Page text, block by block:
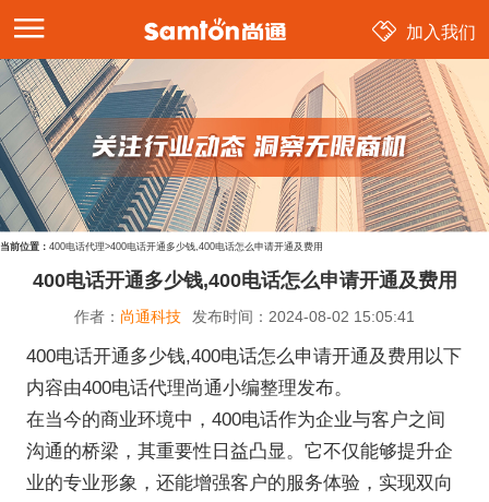
加入我们
当前位置： 400电话代理>400电话开通多少钱,400电话怎么申请开通及费用
400电话开通多少钱,400电话怎么申请开通及费用
作者： 尚通科技 发布时间： 2024-08-02 15:05:41
400电话开通多少钱,400电话怎么申请开通及费用以下
内容由400电话代理尚通小编整理发布。
在当今的商业环境中，400电话作为企业与客户之间
沟通的桥梁，其重要性日益凸显。它不仅能够提升企
业的专业形象，还能增强客户的服务体验，实现双向